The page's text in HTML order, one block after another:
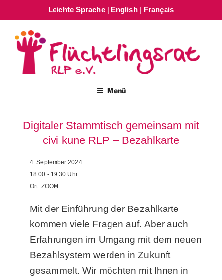
Leichte Sprache| English| Français
Inhalt
springen
FLÜCHTLINGSRAT RLP E.V.
Menü
Digitaler Stammtisch gemeinsam mit
civi kune RLP – Bezahlkarte
4. September 2024
18:00 - 19:30 Uhr
Ort: ZOOM
Mit der Einführung der Bezahlkarte
kommen viele Fragen auf. Aber auch
Erfahrungen im Umgang mit dem neuen
Bezahlsystem werden in Zukunft
gesammelt. Wir möchten mit Ihnen in